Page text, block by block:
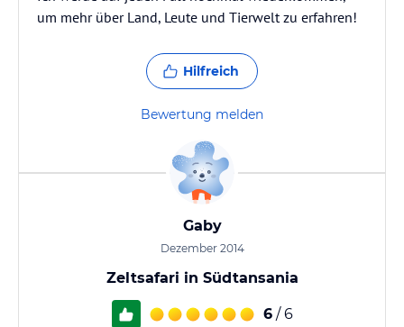
um mehr über Land, Leute und Tierwelt zu erfahren!
Hilfreich
Bewertung melden
Gaby
Dezember 2014
Zeltsafari in Südtansania
6 / 6